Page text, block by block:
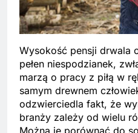
Wysokość pensji drwala
pełen niespodzianek,
marzą o pracy z piłą w
samym drewnem
odzwierciedla fakt, że
branży zależy od wielu